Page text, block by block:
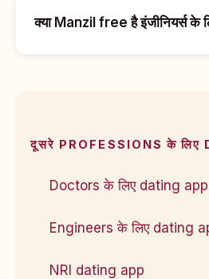
क्या Manzil free है इंजीनियर्स के
दूसरे PROFESSIONS के लिए
Doctors के लिए dating app
Engineers के लिए dating
NRI dating app